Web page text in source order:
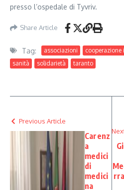
presso l’ospedale di Tyvriv.
Share Article
Tag: associazioni cooperazione
sanità
solidarietà taranto
Previous Article
Carenz
a
medici
di
medici
na